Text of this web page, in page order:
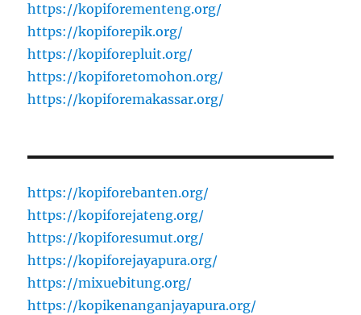
https://kopiforementeng.org/
https://kopiforepik.org/
https://kopiforepluit.org/
https://kopiforetomohon.org/
https://kopiforemakassar.org/
https://kopiforebanten.org/
https://kopiforejateng.org/
https://kopiforesumut.org/
https://kopiforejayapura.org/
https://mixuebitung.org/
https://kopikenanganjayapura.org/